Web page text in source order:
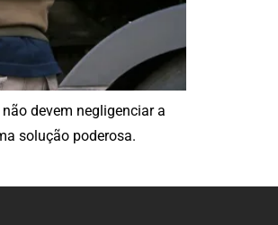
devem negligenciar a
solução poderosa.